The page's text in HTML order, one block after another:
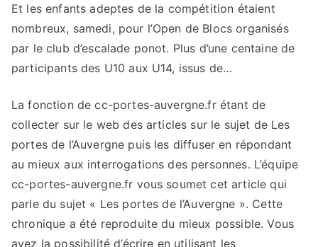
Et les enfants adeptes de la compétition étaient
nombreux, samedi, pour l’Open de Blocs organisés
par le club d’escalade ponot. Plus d’une centaine de
participants des U10 aux U14, issus de…
La fonction de cc-portes-auvergne.fr étant de
collecter sur le web des articles sur le sujet de Les
portes de l’Auvergne puis les diffuser en répondant
au mieux aux interrogations des personnes. L’équipe
cc-portes-auvergne.fr vous soumet cet article qui
parle du sujet « Les portes de l’Auvergne ». Cette
chronique a été reproduite du mieux possible. Vous
avez la possibilité d’écrire en utilisant les